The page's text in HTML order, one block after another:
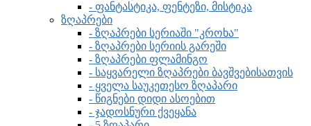
- ფანტასტიკა, ფენტეზი, მისტიკა
ზღაპრები
- ზღაპრები სერიაში "კროხა"
- ზღაპრები სერიის გარეში
- ზღაპრები ფლამინგო
- საყვარელი ზღაპრები ბავშვებისათვის
- ყველა საუკეთესო ზღაპარი
- წიგნები დიდი ასოებით
- ჯადოსნური ქვეყანა